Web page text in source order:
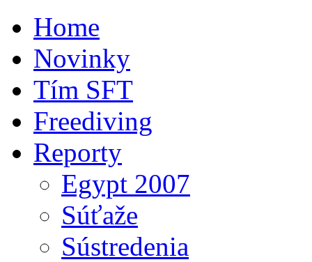
Home
Novinky
Tím SFT
Freediving
Reporty
Egypt 2007
Súťaže
Sústredenia